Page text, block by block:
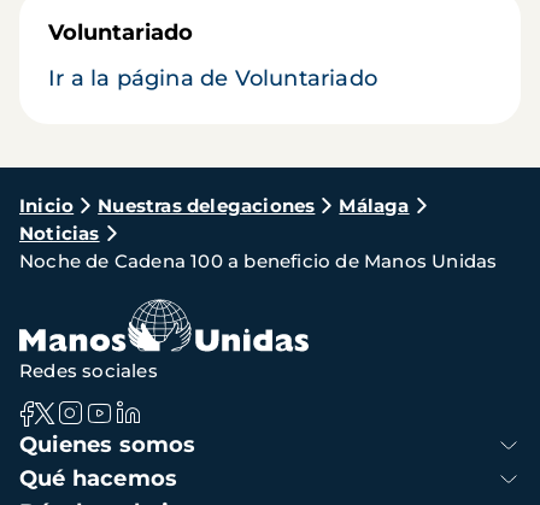
Voluntariado
Ir a la página de Voluntariado
Ruta
de
navegación
Inicio Nuestras delegaciones
Málaga
Noticias
Noche de Cadena 100 a beneficio de Manos Unidas
Navegación
principal
Quienes somos
Qué hacemos
Redes sociales